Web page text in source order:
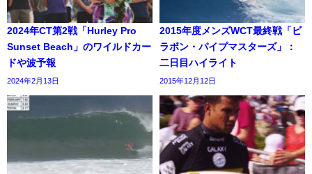
2024年CT第2戦「Hurley Pro
Sunset Beach」のワイルドカー
ドや波予報
2024年2月13日
2015年度メンズWCT最終戦「ビ
ラボン・パイプマスターズ」：
二日目ハイライト
2015年12月12日